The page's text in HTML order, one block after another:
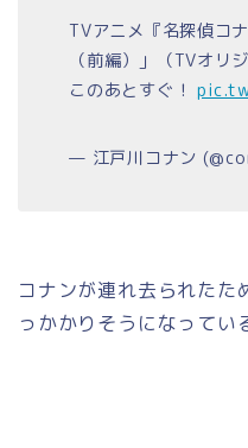
TVアニメ『名探偵コ
（前編）」（TVオリ
このあとすぐ！
— 江戸川コナン
コナンが連れ去られたた
っかかりそうになってい